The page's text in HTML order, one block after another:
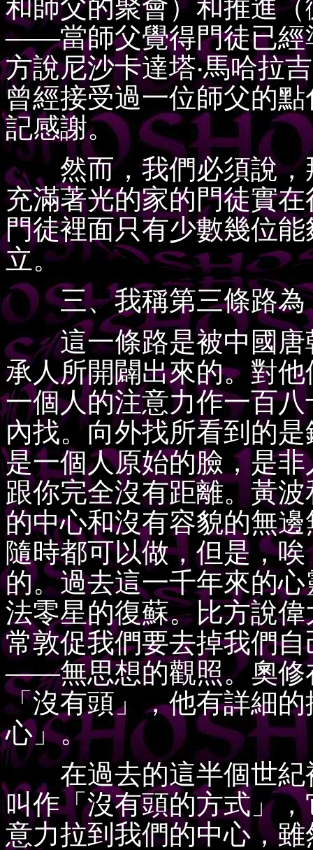
和師父的聚會）和推進
——當師父覺得門徒已經
方說尼沙卡達塔‧馬哈拉
曾經接受過一位師父的
記感謝。
然而，我們必須說，
充滿著光的家的門徒實
門徒裡面只有少數幾位
立。
三、我稱第三條路為
這一條路是被中國唐
承人所開闢出來的。對
一個人的注意力作一百
內找。向外找所看到的
是一個人原始的臉，是
跟你完全沒有距離。黃
的中心和沒有容貌的無
隨時都可以做，但是，
的。過去這一千年來的
法零星的復蘇。比方說
常敦促我們要去掉我們
——無思想的觀照。奧修
「沒有頭」，他有詳細
心」。
在過去的這半個世紀
叫作「沒有頭的方式」
意力拉到我們的中心，